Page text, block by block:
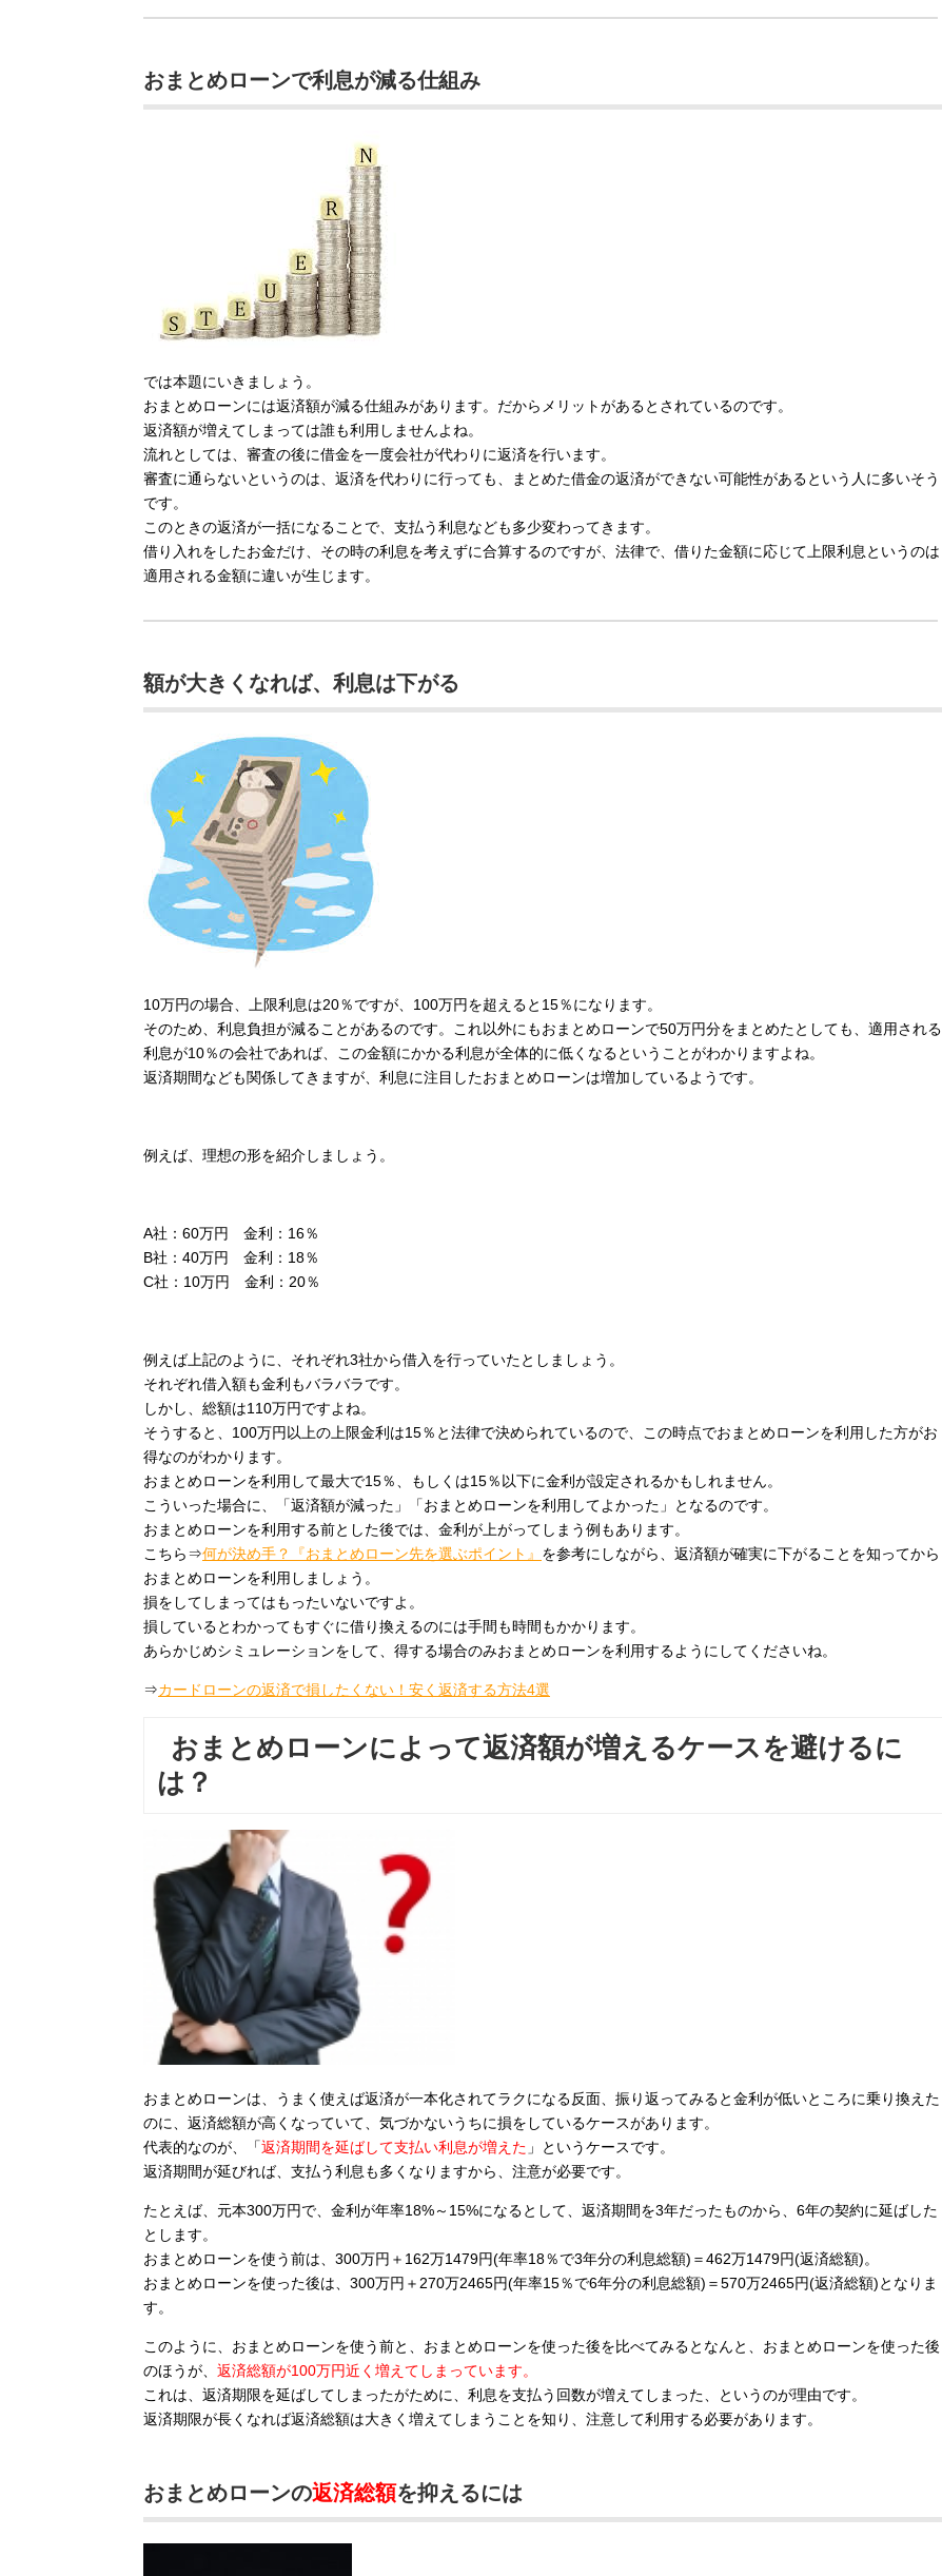
おまとめローンで利息が減る仕組み
では本題にいきましょう。
おまとめローンには返済額が減る仕組みがあります。だからメリットがあるとされているのです。
返済額が増えてしまっては誰も利用しませんよね。
流れとしては、審査の後に借金を一度会社が代わりに返済を行います。
審査に通らないというのは、返済を代わりに行っても、まとめた借金の返済ができない可能性があるという人に多いそう
です。
このときの返済が一括になることで、支払う利息なども多少変わってきます。
借り入れをしたお金だけ、その時の利息を考えずに合算するのですが、法律で、借りた金額に応じて上限利息というのは
適用される金額に違いが生じます。
額が大きくなれば、利息は下がる
10万円の場合、上限利息は20％ですが、100万円を超えると15％になります。
そのため、利息負担が減ることがあるのです。これ以外にもおまとめローンで50万円分をまとめたとしても、適用される
利息が10％の会社であれば、この金額にかかる利息が全体的に低くなるということがわかりますよね。
返済期間なども関係してきますが、利息に注目したおまとめローンは増加しているようです。
例えば、理想の形を紹介しましょう。
A社：60万円 金利：16％
B社：40万円 金利：18％
C社：10万円 金利：20％
例えば上記のように、それぞれ3社から借入を行っていたとしましょう。
それぞれ借入額も金利もバラバラです。
しかし、総額は110万円ですよね。
そうすると、100万円以上の上限金利は15％と法律で決められているので、この時点でおまとめローンを利用した方がお
得なのがわかります。
おまとめローンを利用して最大で15％、もしくは15％以下に金利が設定されるかもしれません。
こういった場合に、「返済額が減った」「おまとめローンを利用してよかった」となるのです。
おまとめローンを利用する前とした後では、金利が上がってしまう例もあります。
こちら⇒何が決め手？『おまとめローン先を選ぶポイント』 を参考にしながら、返済額が確実に下がることを知ってから
おまとめローンを利用しましょう。
損をしてしまってはもったいないですよ。
損しているとわかってもすぐに借り換えるのには手間も時間もかかります。
あらかじめシミュレーションをして、得する場合のみおまとめローンを利用するようにしてくださいね。
⇒カードローンの返済で損したくない！安く返済する方法4選
おまとめローンによって返済額が増えるケースを避けるに
は？
おまとめローンは、うまく使えば返済が一本化されてラクになる反面、振り返ってみると金利が低いところに乗り換えた
のに、返済総額が高くなっていて、気づかないうちに損をしているケースがあります。
代表的なのが、「返済期間を延ばして支払い利息が増えた 」というケースです。
返済期間が延びれば、支払う利息も多くなりますから、注意が必要です。
たとえば、元本300万円で、金利が年率18%～15%になるとして、返済期間を3年だったものから、6年の契約に延ばした
とします。
おまとめローンを使う前は、300万円＋162万1479円(年率18％で3年分の利息総額)＝462万1479円(返済総額)。
おまとめローンを使った後は、300万円＋270万2465円(年率15％で6年分の利息総額)＝570万2465円(返済総額)となりま
す。
このように、おまとめローンを使う前と、おまとめローンを使った後を比べてみるとなんと、おまとめローンを使った後
のほうが、 返済総額が100万円近く増えてしまっています。
これは、返済期限を延ばしてしまったがために、利息を支払う回数が増えてしまった、というのが理由です。
返済期限が長くなれば返済総額は大きく増えてしまうことを知り、注意して利用する必要があります。
おまとめローンの返済総額を抑えるには